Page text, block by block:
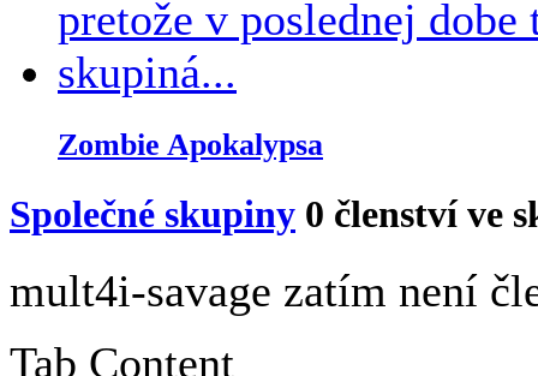
Zombie Apokalypsa
Společné skupiny 0 členství ve
mult4i-savage zatím není
Tab Content